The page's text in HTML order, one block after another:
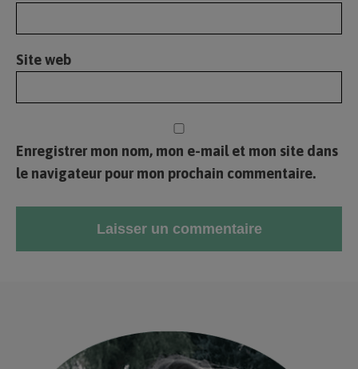
Site web
Enregistrer mon nom, mon e-mail et mon site dans
le navigateur pour mon prochain commentaire.